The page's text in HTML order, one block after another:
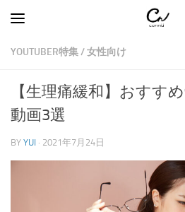
コンテンツへスキップ
YOUTUBER特集/女性向け
【生理痛緩和】おすす
動画3選
BY YUI · 2021年7月24日